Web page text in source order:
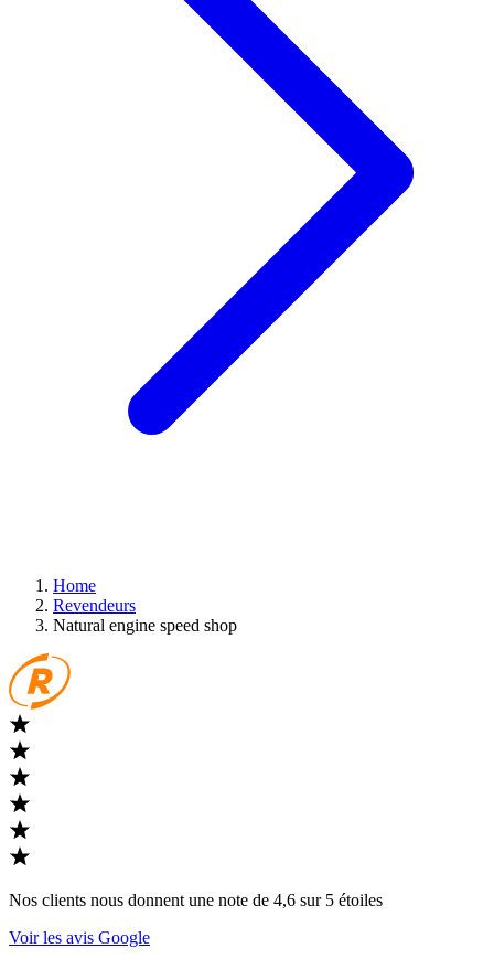
Home
Revendeurs
Natural engine speed shop
Nos clients nous donnent une note de 4,6 sur 5 étoiles
Voir les avis Google